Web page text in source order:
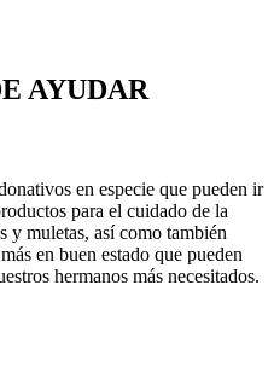
AYUDAR
en especie que pueden ir
para el cuidado de la
y muletas, así como también
en buen estado que pueden
hermanos más necesitados.